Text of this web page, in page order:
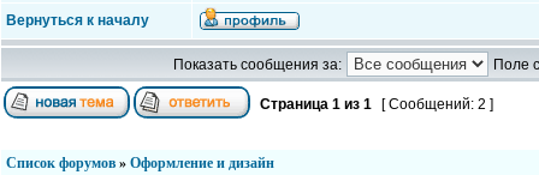
Вернуться к началу
Показать сообщения за: Поле
Страница 1 из 1 [ Сообщений: 2 ]
Список форумов » Оформление и дизайн